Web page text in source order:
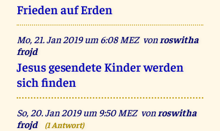
Frieden auf Erden
Mo, 21. Jan 2019 um 6:08 MEZ vonroswitha
frojd
Jesus gesendete Kinder werden
sich finden
So, 20. Jan 2019 um 9:50 MEZ vonroswitha
frojd
(1 Antwort)